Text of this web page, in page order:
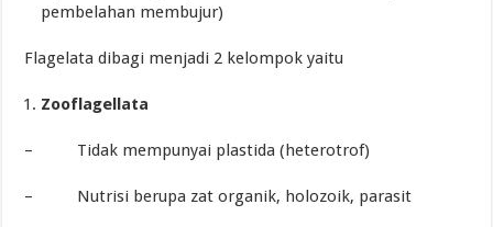
pembelahan membujur)
Flagelata dibagi menjadi 2 kelompok yaitu
Zooflagellata
– Tidak mempunyai plastida (heterotrof)
– Nutrisi berupa zat organik, holozoik, parasit